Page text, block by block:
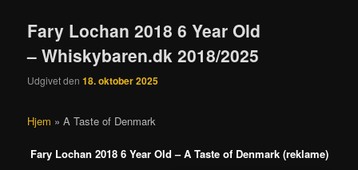
Fary Lochan 2018 6 Year Old
– Whiskybaren.dk 2018/2025
Udgivet den18. oktober 2025
Hjem »A Taste of Denmark
Fary Lochan 2018 6 Year Old – A Taste of Denmark (reklame)